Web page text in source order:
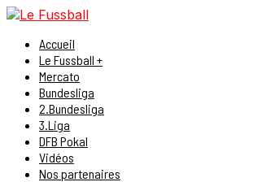
Accueil
Le Fussball +
Mercato
Bundesliga
2.Bundesliga
3.Liga
DFB Pokal
Vidéos
Nos partenaires